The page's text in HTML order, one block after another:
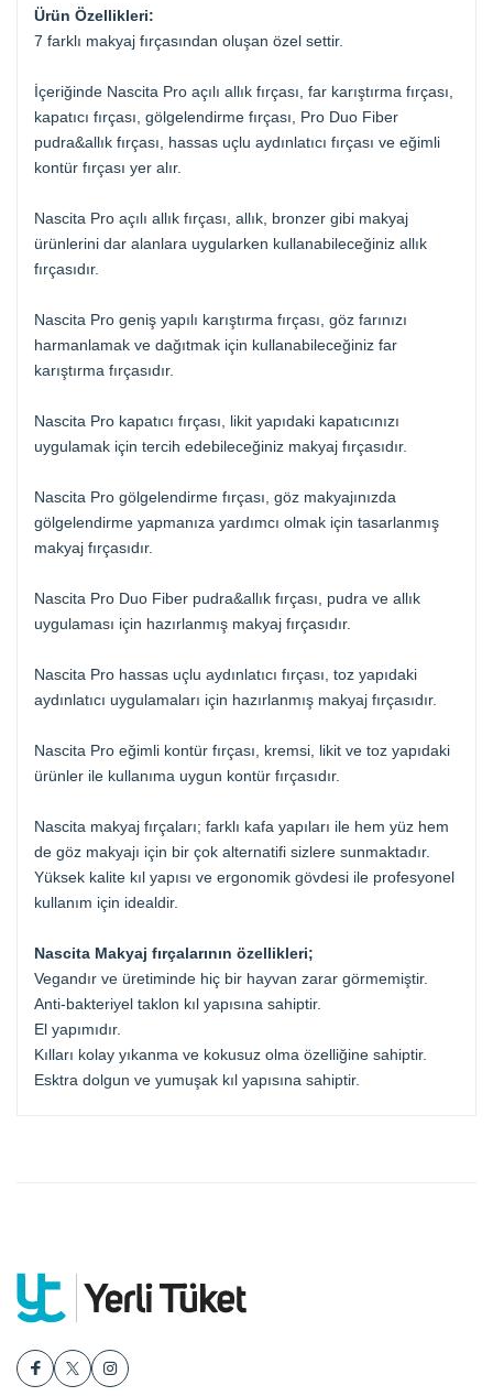
Ürün Özellikleri:
7 farklı makyaj fırçasından oluşan özel settir.
İçeriğinde Nascita Pro açılı allık fırçası, far karıştırma fırçası,
kapatıcı fırçası, gölgelendirme fırçası, Pro Duo Fiber
pudra&allık fırçası, hassas uçlu aydınlatıcı fırçası ve eğimli
kontür fırçası yer alır.
Nascita Pro açılı allık fırçası, allık, bronzer gibi makyaj
ürünlerini dar alanlara uygularken kullanabileceğiniz allık
fırçasıdır.
Nascita Pro geniş yapılı karıştırma fırçası, göz farınızı
harmanlamak ve dağıtmak için kullanabileceğiniz far
karıştırma fırçasıdır.
Nascita Pro kapatıcı fırçası, likit yapıdaki kapatıcınızı
uygulamak için tercih edebileceğiniz makyaj fırçasıdır.
Nascita Pro gölgelendirme fırçası, göz makyajınızda
gölgelendirme yapmanıza yardımcı olmak için tasarlanmış
makyaj fırçasıdır.
Nascita Pro Duo Fiber pudra&allık fırçası, pudra ve allık
uygulaması için hazırlanmış makyaj fırçasıdır.
Nascita Pro hassas uçlu aydınlatıcı fırçası, toz yapıdaki
aydınlatıcı uygulamaları için hazırlanmış makyaj fırçasıdır.
Nascita Pro eğimli kontür fırçası, kremsi, likit ve toz yapıdaki
ürünler ile kullanıma uygun kontür fırçasıdır.
Nascita makyaj fırçaları; farklı kafa yapıları ile hem yüz hem
de göz makyajı için bir çok alternatifi sizlere sunmaktadır.
Yüksek kalite kıl yapısı ve ergonomik gövdesi ile profesyonel
kullanım için idealdir.
Nascita Makyaj fırçalarının özellikleri;
Vegandır ve üretiminde hiç bir hayvan zarar görmemiştir.
Anti-bakteriyel taklon kıl yapısına sahiptir.
El yapımıdır.
Kılları kolay yıkanma ve kokusuz olma özelliğine sahiptir.
Esktra dolgun ve yumuşak kıl yapısına sahiptir.